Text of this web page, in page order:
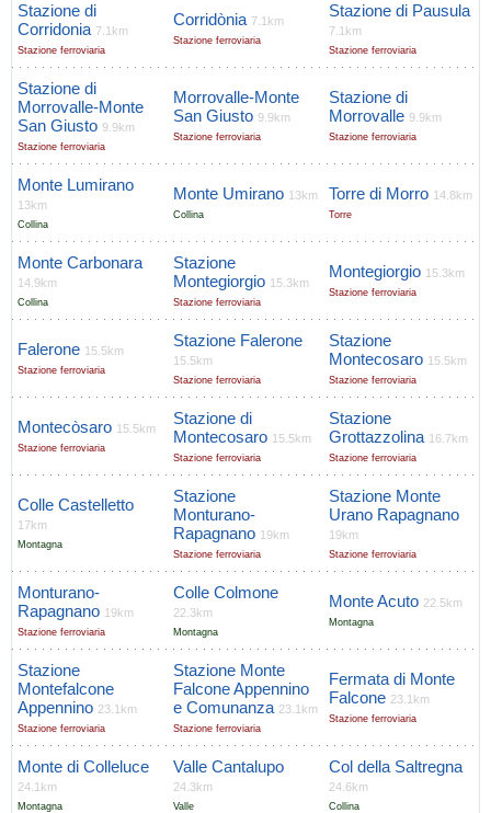
Stazione di
Corridonia 7.1km
Stazione ferroviaria
Corridònia 7.1km
Stazione ferroviaria
Stazione di Pausula
7.1km
Stazione ferroviaria
Stazione di
Morrovalle-Monte
San Giusto 9.9km
Stazione ferroviaria
Morrovalle-Monte
San Giusto 9.9km
Stazione ferroviaria
Stazione di
Morrovalle 9.9km
Stazione ferroviaria
Monte Lumirano
13km
Collina
Monte Umirano 13km
Collina
Torre di Morro 14.8km
Torre
Monte Carbonara
14.9km
Collina
Stazione
Montegiorgio 15.3km
Stazione ferroviaria
Montegiorgio 15.3km
Stazione ferroviaria
Falerone 15.5km
Stazione ferroviaria
Stazione Falerone
15.5km
Stazione ferroviaria
Stazione
Montecosaro 15.5km
Stazione ferroviaria
Montecòsaro 15.5km
Stazione ferroviaria
Stazione di
Montecosaro 15.5km
Stazione ferroviaria
Stazione
Grottazzolina 16.7km
Stazione ferroviaria
Colle Castelletto
17km
Montagna
Stazione
Monturano-
Rapagnano 19km
Stazione ferroviaria
Stazione Monte
Urano Rapagnano
19km
Stazione ferroviaria
Monturano-
Rapagnano 19km
Stazione ferroviaria
Colle Colmone
22.3km
Montagna
Monte Acuto 22.5km
Montagna
Stazione
Montefalcone
Appennino 23.1km
Stazione ferroviaria
Stazione Monte
Falcone Appennino
e Comunanza 23.1km
Stazione ferroviaria
Fermata di Monte
Falcone 23.1km
Stazione ferroviaria
Monte di Colleluce
24.1km
Montagna
Valle Cantalupo
24.3km
Valle
Col della Saltregna
24.6km
Collina